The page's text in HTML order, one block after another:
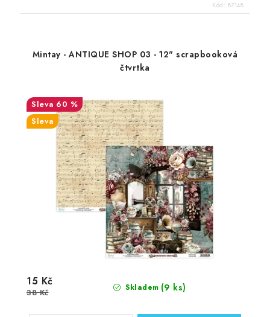
Kód: 87148
Mintay - ANTIQUE SHOP 03 - 12" scrapbooková
čtvrtka
60 %
Sleva
Skladem (9 ks)
15 Kč
38 Kč